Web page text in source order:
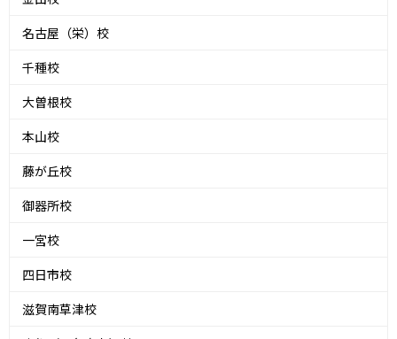
名古屋（栄）校
千種校
大曽根校
本山校
藤が丘校
御器所校
一宮校
四日市校
滋賀南草津校